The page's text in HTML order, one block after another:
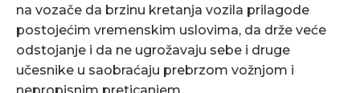
na vozače da brzinu kretanja vozila prilagode
postojećim vremenskim uslovima, da drže veće
odstojanje i da ne ugrožavaju sebe i druge
učesnike u saobraćaju prebrzom vožnjom i